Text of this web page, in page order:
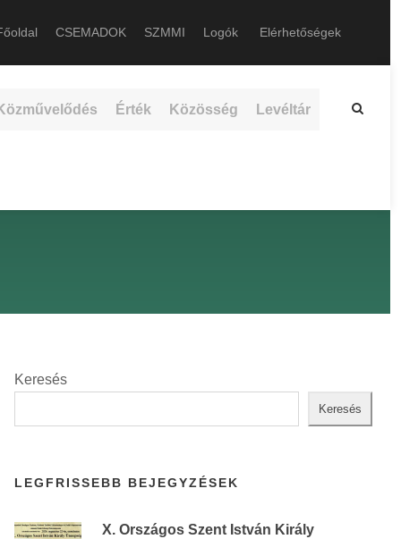
CSEMADOK SZMMI Logók Elérhetőségek
Érték Közösség Levéltár
Keresés
Keresés
LEGFRISSEBB BEJEGYZÉSEK
X. Országos Szent István Király